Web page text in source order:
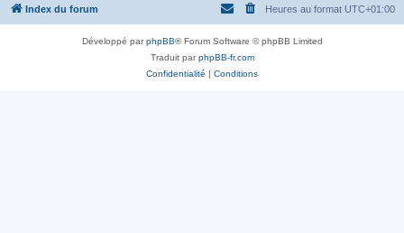
Index du forum Heures au format UTC+01:00
Développé parphpBB® Forum Software © phpBB Limited
Traduit parphpBB-fr.com
Confidentialité | Conditions